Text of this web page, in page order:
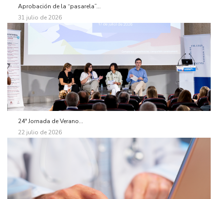
Aprobación de la “pasarela”...
31 julio de 2026
24ª Jornada de Verano...
22 julio de 2026